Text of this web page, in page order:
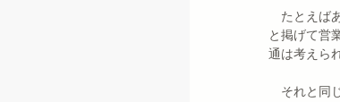
たとえば
と掲げて営
通は考えら
それと同